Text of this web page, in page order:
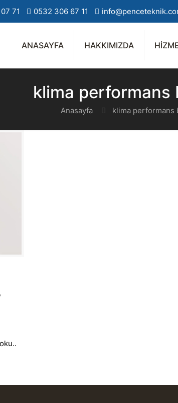
71 0532 306 67 11
ANASAYFA HAKKIMIZDA
klima performans
Anasayfa klima performans